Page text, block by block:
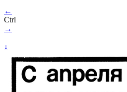
←
Ctrl
→
↓